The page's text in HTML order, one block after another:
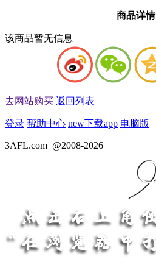
商品详情
该商品暂无信息
去网站购买 返回列表
登录 帮助中心 new下载app 电脑版
3AFL.com @2008-2026